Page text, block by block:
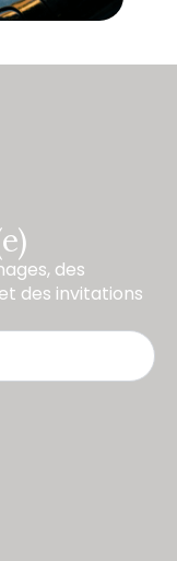
des
des invitations